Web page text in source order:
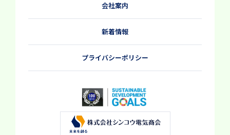
会社案内
新着情報
プライバシーポリシー